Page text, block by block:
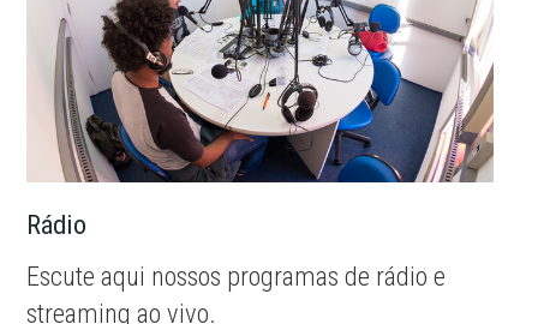
Rádio
Escute aqui nossos programas de rádio e
streaming ao vivo.